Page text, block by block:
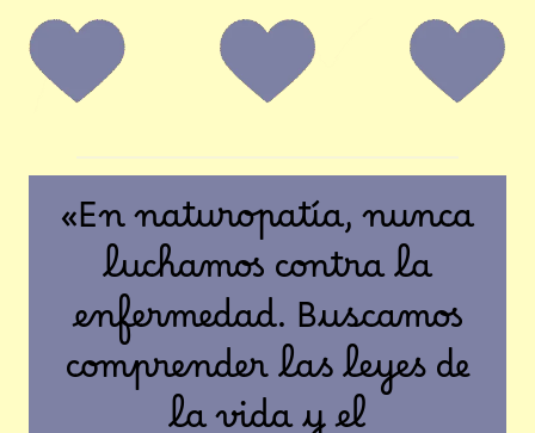
«En naturopatía, nunca
luchamos contra la
enfermedad. Buscamos
comprender las leyes de